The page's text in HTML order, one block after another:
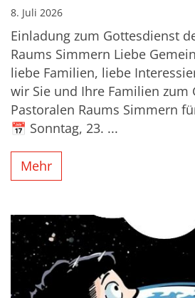
8. Juli 2026
Einladung zum Gottesdienst
Raums Simmern Liebe
liebe Familien, liebe
wir Sie und Ihre Familien zum
Pastoralen Raums Simmern
📅 Sonntag, 23. ...
Mehr